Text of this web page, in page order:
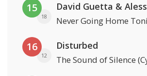
15
18 Never Going Home
16
12
Disturbed
The Sound of Silence